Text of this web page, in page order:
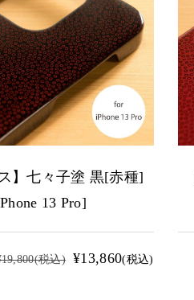
ス】七々子塗 黒[赤種]
13 Pro]
(税込) ¥13,860(税込)